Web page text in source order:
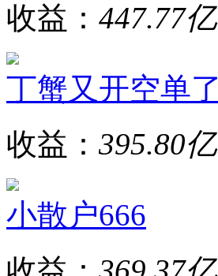
收益： 447.77亿
丁蟹又开空单了
收益： 395.80亿
小散户666